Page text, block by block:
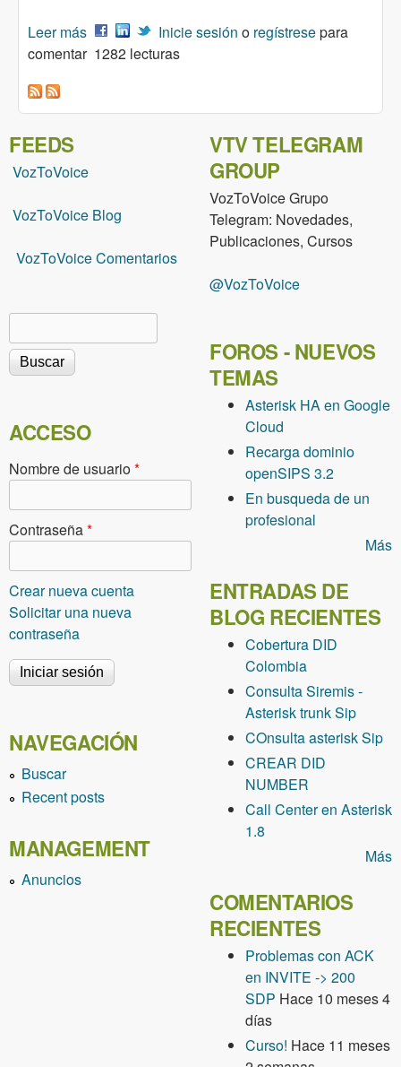
Leer más sobre ¿Cómo es posible encontrar
Clientes/Servidores de correo que no utilicen el
Inicie sesión o regístresepara
comentar 1282 lecturas
FEEDS
VozToVoice
VozToVoice Blog
VozToVoice Comentarios
Formulario de búsqueda
ACCESO
Nombre de usuario*
Contraseña*
Crear nueva cuenta
Solicitar una nueva
contraseña
NAVEGACIÓN
Buscar
Recent posts
MANAGEMENT
Anuncios
VTV TELEGRAM
GROUP
VozToVoice Grupo
Telegram: Novedades,
Publicaciones, Cursos
@VozToVoice
FOROS - NUEVOS
TEMAS
Asterisk HA en Google
Cloud
Recarga dominio
openSIPS 3.2
En busqueda de un
profesional
Más
ENTRADAS DE
BLOG RECIENTES
Cobertura DID
Colombia
Consulta Siremis -
Asterisk trunk Sip
COnsulta asterisk Sip
CREAR DID
NUMBER
Call Center en Asterisk
1.8
Más
COMENTARIOS
RECIENTES
Problemas con ACK
en INVITE -> 200
SDP Hace 10 meses 4
días
Curso! Hace 11 meses